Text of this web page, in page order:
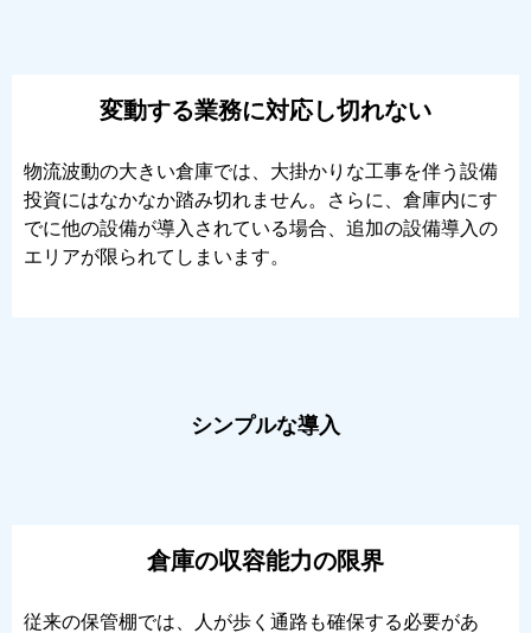
変動する業務に対応し切れない
物流波動の大きい倉庫では、大掛かりな工事を伴う設備
投資にはなかなか踏み切れません。さらに、倉庫内にす
でに他の設備が導入されている場合、追加の設備導入の
エリアが限られてしまいます。
シンプルな導入
倉庫の収容能力の限界
従来の保管棚では、人が歩く通路も確保する必要があ